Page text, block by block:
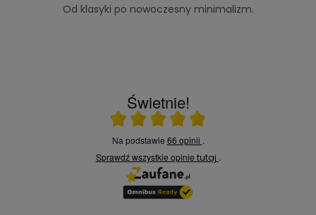
Od klasyki po nowoczesny minimalizm.
Świetnie!
Ocena średnia 4.9 na 5
Na podstawie 66 opinii .
Sprawdź wszystkie opinie tutaj .